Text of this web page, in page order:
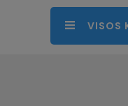
VISOS